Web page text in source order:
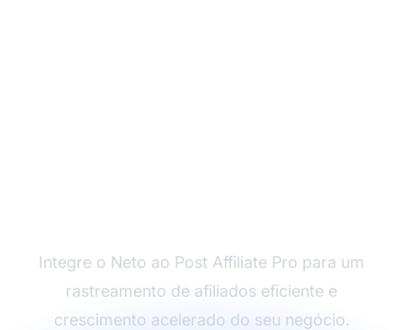
Integre o Neto ao Post Affiliate Pro para um
rastreamento de afiliados eficiente e
crescimento acelerado do seu negócio.